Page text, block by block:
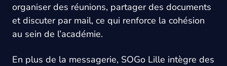
organiser des réunions, partager des documents
et discuter par mail, ce qui renforce la cohésion
au sein de l’académie.
En plus de la messagerie, SOGo Lille intègre des